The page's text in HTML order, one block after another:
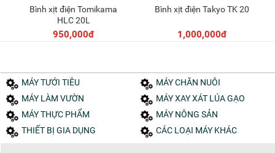
Thêm vào giỏ
Bình xịt điện Tomikama
HLC 20L
950,000đ
Thêm vào giỏ
Bình xịt điện Takyo TK 20
1,000,000đ
MÁY TƯỚI TIÊU
MÁY CHĂN NUÔI
MÁY LÀM VƯỜN
MÁY XAY XÁT LÚA GẠO
MÁY THỰC PHẨM
MÁY NÔNG SẢN
THIẾT BỊ GIA DỤNG
CÁC LOẠI MÁY KHÁC